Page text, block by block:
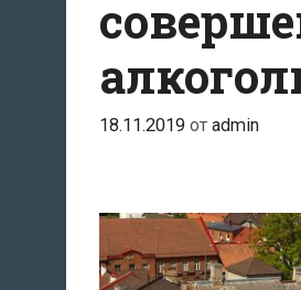
18.11.2019 от admin